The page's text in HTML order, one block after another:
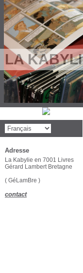
LA
Adresse
La Kabylie en 7001 Livres
Gérard Lambert Bretagne
( GéLamBre )
contact